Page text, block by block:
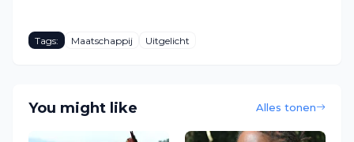
Tags: Maatschappij Uitgelicht
You might like Alles tonen